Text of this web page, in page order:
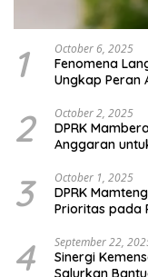
1 October 6, 2025
Fenomena
Ungkap Peran
2 October 2, 2025
DPRK
Anggaran
3 October 1, 2025
DPRK
Prioritas pada
4 September 22,
Sinergi
Salurkan